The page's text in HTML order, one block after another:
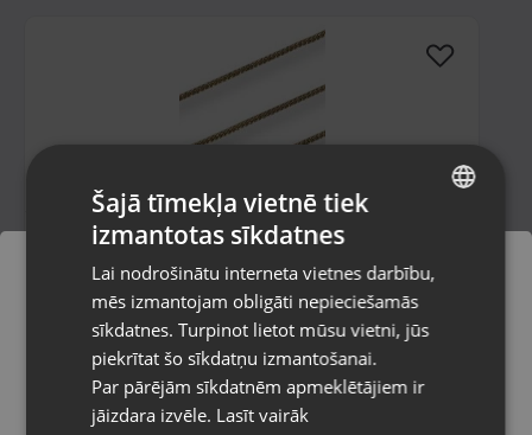
Zelta Ķēde
Saldus, Lielā iela 2
Stāvoklis Restaurēts (Garantija 24 mēneši)
660.00€
€ /mēn.
Pasūtījumi tiks piegādāti uz
izvēlēto valsti
Vietnes saturs būs attēlots izvēlētajā
RUSSIAN
Šajā tīmekļa vietnē tiek
izmantotas sīkdatnes
Lai nodrošinātu interneta vietnes darbību,
mēs izmantojam obligāti nepieciešamās
sīkdatnes. Turpinot lietot mūsu vietni, jūs
piekrītat šo sīkdatņu izmantošanai.
Par pārējām sīkdatnēm apmeklētājiem ir
jāizdara izvēle. Lasīt vairāk